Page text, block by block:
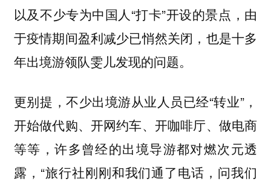
以及不少专为中国人“打卡”开设的景点，由
于疫情期间盈利减少已悄然关闭，也是十多
年出境游领队雯儿发现的问题。
更别提，不少出境游从业人员已经“转业”，
开始做代购、开网约车、开咖啡厅、做电商
等等，许多曾经的出境导游都对燃次元透
露，“旅行社刚刚和我们通了电话，问我们